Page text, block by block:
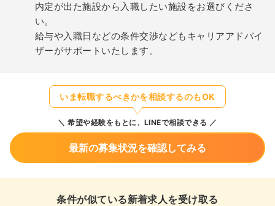
内定が出た施設から入職したい施設をお選びくださ
い。
給与や入職日などの条件交渉などもキャリアアドバイ
ザーがサポートいたします。
いま転職するべきかを相談するのもOK
希望や経験をもとに、LINEで相談できる
最新の募集状況を確認してみる
条件が似ている新着求人を受け取る